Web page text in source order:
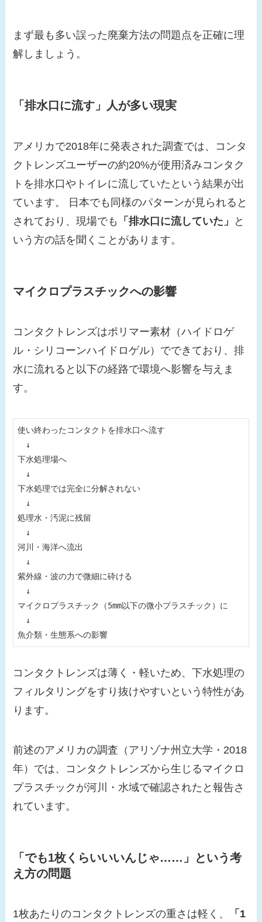
まず最も多い誤った廃棄方法の問題点を正確に理
解しましょう。
「排水口に流す」人が多い現実
アメリカで2018年に発表された調査では、コンタ
クトレンズユーザーの約20%が使用済みコンタク
トを排水口やトイレに流していたという結果が出
ています。 日本でも同様のパターンが見られると
されており、現場でも
「排水口に流していた」
と
いう方の話を聞くことがあります。
マイクロプラスチックへの影響
コンタクトレンズはポリマー素材（ハイドロゲ
ル・シリコーンハイドロゲル）でできており、排
水に流れると以下の経路で環境へ影響を与えま
す。
使い終わったコンタクトを排水口へ流す
↓
下水処理場へ
↓
下水処理では完全に分解されない
↓
処理水・汚泥に残留
↓
河川・海洋へ流出
↓
紫外線・波の力で微細に砕ける
↓
マイクロプラスチック（5mm以下の微小プラスチック）に
↓
コンタクトレンズは薄く・軽いため、下水処理の
フィルタリングをすり抜けやすいという特性があ
ります。
前述のアメリカの調査（アリゾナ州立大学・2018
年）では、コンタクトレンズから生じるマイクロ
プラスチックが河川・水域で確認されたと報告さ
れています。
「でも1枚くらいいいんじゃ……」という考
え方の問題
1枚あたりのコンタクトレンズの重さは軽く、
「1